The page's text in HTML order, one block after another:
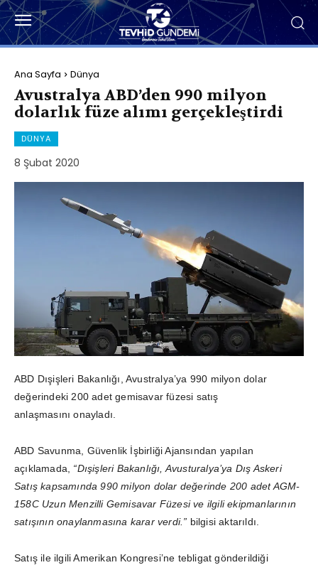
Ana Sayfa Dünya
Avustralya ABD’den 990 milyon
dolarlık füze alımı gerçekleştirdi
DÜNYA
8 Şubat 2020
ABD Dışişleri Bakanlığı, Avustralya’ya 990 milyon dolar
değerindeki 200 adet gemisavar füzesi satış
anlaşmasını onayladı.
ABD Savunma, Güvenlik İşbirliği Ajansından yapılan
açıklamada, “Dışişleri Bakanlığı, Avusturalya’ya Dış Askeri
Satış kapsamında 990 milyon dolar değerinde 200 adet AGM-
158C Uzun Menzilli Gemisavar Füzesi ve ilgili ekipmanlarının
satışının onaylanmasına karar verdi.” bilgisi aktarıldı.
Satış ile ilgili Amerikan Kongresi’ne tebligat gönderildiği